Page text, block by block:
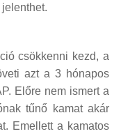
csökkenni kezd, a
azt a 3 hónapos
Előre nem ismert a
tűnő kamat akár
Emellett a kamatos